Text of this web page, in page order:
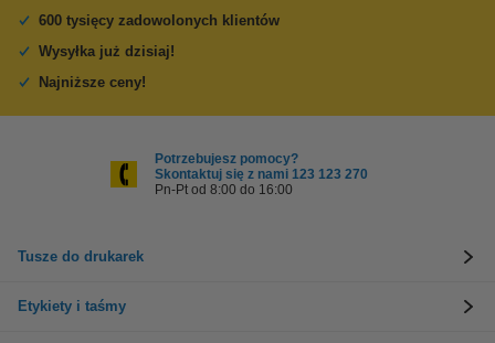
600 tysięcy zadowolonych klientów
Wysyłka już dzisiaj!
Najniższe ceny!
Potrzebujesz pomocy?
Skontaktuj się z nami 123 123 270
Pn-Pt od 8:00 do 16:00
Tusze do drukarek
Etykiety i taśmy